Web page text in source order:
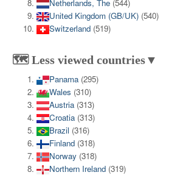
Netherlands, The (544)
United Kingdom (GB/UK) (540)
Switzerland (519)
🗺️ Less viewed countries▼
Panama (295)
Wales (310)
Austria (313)
Croatia (313)
Brazil (316)
Finland (318)
Norway (318)
Northern Ireland (319)